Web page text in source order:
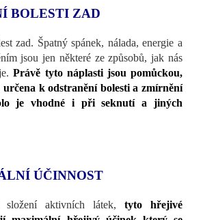
BOLESTI ZAD
zad. Špatný spánek, nálada, energie a
jsou jen některé ze způsobů, jak nás
Právě tyto náplasti jsou pomůckou,
k odstranění bolesti a zmírnění
je vhodné i při seknutí a jiných
ÚČINNOST
složení aktivních látek, tyto hřejivé